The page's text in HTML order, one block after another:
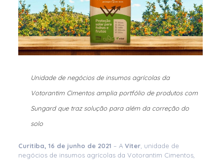
Unidade de negócios de insumos agrícolas da
Votorantim Cimentos amplia portfólio de produtos com
Sungard que traz solução para além da correção do
solo
Curitiba, 16 de junho de 2021 – A Viter, unidade de
negócios de insumos agrícolas da Votorantim Cimentos,